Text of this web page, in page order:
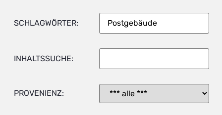
SCHLAGWÖRTER:
INHALTSSUCHE:
PROVENIENZ: